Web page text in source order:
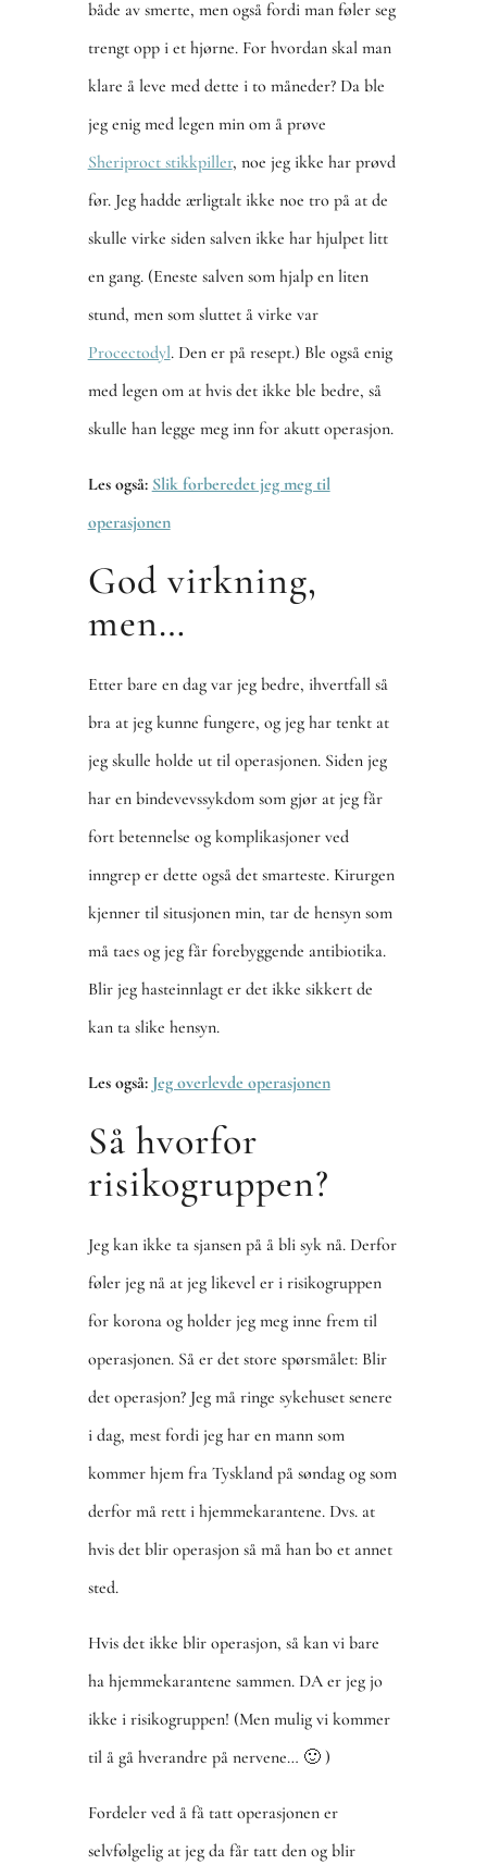
både av smerte, men også fordi man føler seg
trengt opp i et hjørne. For hvordan skal man
klare å leve med dette i to måneder? Da ble
jeg enig med legen min om å prøve
Sheriproct stikkpiller, noe jeg ikke har prøvd
før. Jeg hadde ærligtalt ikke noe tro på at de
skulle virke siden salven ikke har hjulpet litt
en gang. (Eneste salven som hjalp en liten
stund, men som sluttet å virke var
Procectodyl. Den er på resept.) Ble også enig
med legen om at hvis det ikke ble bedre, så
skulle han legge meg inn for akutt operasjon.
Les også: Slik forberedet jeg meg til
operasjonen
God virkning,
men…
Etter bare en dag var jeg bedre, ihvertfall så
bra at jeg kunne fungere, og jeg har tenkt at
jeg skulle holde ut til operasjonen. Siden jeg
har en bindevevssykdom som gjør at jeg får
fort betennelse og komplikasjoner ved
inngrep er dette også det smarteste. Kirurgen
kjenner til situsjonen min, tar de hensyn som
må taes og jeg får forebyggende antibiotika.
Blir jeg hasteinnlagt er det ikke sikkert de
kan ta slike hensyn.
Les også: Jeg overlevde operasjonen
Så hvorfor
risikogruppen?
Jeg kan ikke ta sjansen på å bli syk nå. Derfor
føler jeg nå at jeg likevel er i risikogruppen
for korona og holder jeg meg inne frem til
operasjonen. Så er det store spørsmålet: Blir
det operasjon? Jeg må ringe sykehuset senere
i dag, mest fordi jeg har en mann som
kommer hjem fra Tyskland på søndag og som
derfor må rett i hjemmekarantene. Dvs. at
hvis det blir operasjon så må han bo et annet
sted.
Hvis det ikke blir operasjon, så kan vi bare
ha hjemmekarantene sammen. DA er jeg jo
ikke i risikogruppen! (Men mulig vi kommer
til å gå hverandre på nervene… 🙂 )
Fordeler ved å få tatt operasjonen er
selvfølgelig at jeg da får tatt den og blir